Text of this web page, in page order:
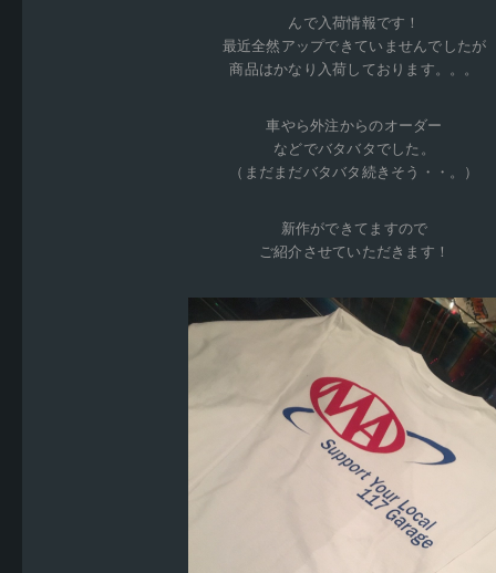
んで入荷情報です！
最近全然アップできていませんでしたが
商品はかなり入荷しております。。。
車やら外注からのオーダー
などでバタバタでした。
（まだまだバタバタ続きそう・・。）
新作ができてますので
ご紹介させていただきます！